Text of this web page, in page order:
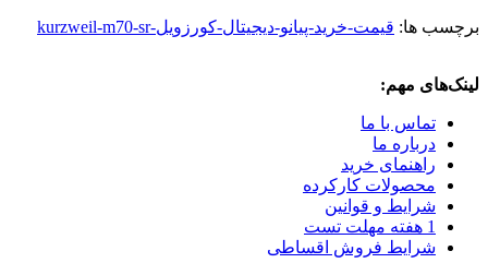
برچسب ها: قیمت-خرید-پیانو-دیجیتال-کورزویل-kurzweil-m70-sr
لینک‌های مهم:
تماس با ما
درباره ما
راهنمای خرید
محصولات کارکرده
شرایط و قوانین
1 هفته مهلت تست
شرایط فروش اقساطی